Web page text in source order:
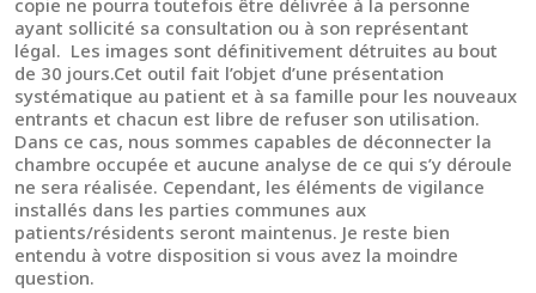
copie ne pourra toutefois être délivrée à la personne
ayant sollicité sa consultation ou à son représentant
légal. Les images sont définitivement détruites au bout
de 30 jours.Cet outil fait l’objet d’une présentation
systématique au patient et à sa famille pour les nouveaux
entrants et chacun est libre de refuser son utilisation.
Dans ce cas, nous sommes capables de déconnecter la
chambre occupée et aucune analyse de ce qui s’y déroule
ne sera réalisée. Cependant, les éléments de vigilance
installés dans les parties communes aux
patients/résidents seront maintenus. Je reste bien
entendu à votre disposition si vous avez la moindre
question.